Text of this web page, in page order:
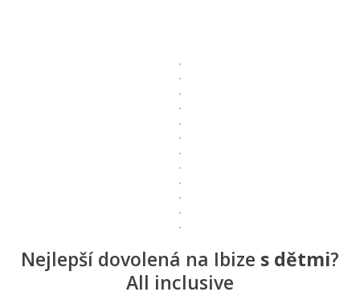
Nejlepší dovolená na Ibize s dětmi?
All inclusive